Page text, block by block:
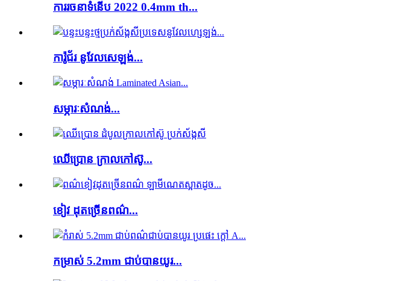
ការរចនាទំនើប 2022 0.4mm th...
ការ៉ូជ័រ នូវែលសេឡង់...
សម្ភារៈសំណង់...
ឈើប្រោន ក្រាលកៅស៊ូ...
ខៀវ ដុតច្រើនពណ៌...
កម្រាស់ 5.2mm ជាប់បានយូរ...